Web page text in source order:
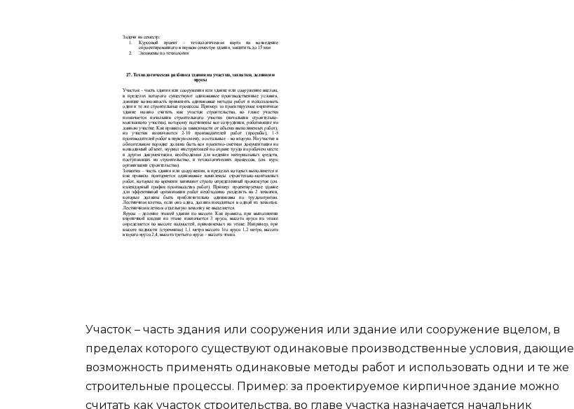
Участок – часть здания или сооружения или здание или сооружение вцелом, в
пределах которого существуют одинаковые производственные условия, дающие
возможность применять одинаковые методы работ и использовать одни и те же
строительные процессы. Пример: за проектируемое кирпичное здание можно
считать как участок строительства, во главе участка назначается начальник